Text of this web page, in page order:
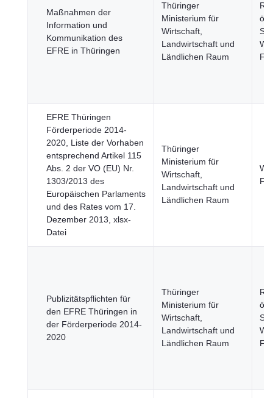
Maßnahmen der
Information und
Kommunikation des
EFRE in Thüringen
Thüringer
Ministerium für
Wirtschaft,
Landwirtschaft und
Ländlichen Raum
EFRE Thüringen
Förderperiode 2014-
2020, Liste der Vorhaben
entsprechend Artikel 115
Abs. 2 der VO (EU) Nr.
1303/2013 des
Europäischen Parlaments
und des Rates vom 17.
Dezember 2013, xlsx-
Datei
Thüringer
Ministerium für
Wirtschaft,
Landwirtschaft und
Ländlichen Raum
Publizitätspflichten für
den EFRE Thüringen in
der Förderperiode 2014-
2020
Thüringer
Ministerium für
Wirtschaft,
Landwirtschaft und
Ländlichen Raum